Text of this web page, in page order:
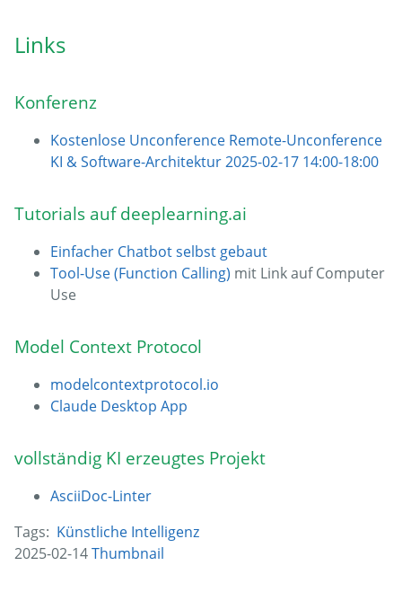
Links
Konferenz
Kostenlose Unconference Remote-Unconference
KI & Software-Architektur 2025-02-17 14:00-18:00
Tutorials auf deeplearning.ai
Einfacher Chatbot selbst gebaut
Tool-Use (Function Calling) mit Link auf Computer
Use
Model Context Protocol
modelcontextprotocol.io
Claude Desktop App
vollständig KI erzeugtes Projekt
AsciiDoc-Linter
Tags: Künstliche Intelligenz
2025-02-14Thumbnail